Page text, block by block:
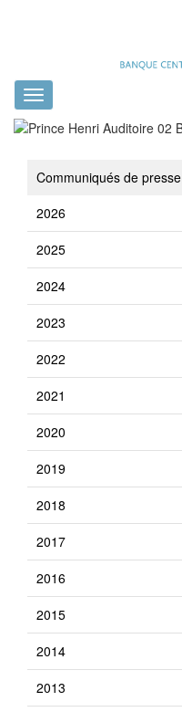
Toggle
navigation
Communiqués de presse
2026
2025
2024
2023
2022
2021
2020
2019
2018
2017
2016
2015
2014
2013